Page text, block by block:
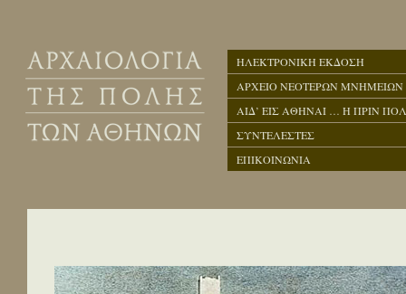
ΗΛΕΚΤΡΟΝΙΚΗ ΕΚΔΟΣΗ
ΑΡΧΕΙΟ ΝΕΟΤΕΡΩΝ ΜΝΗΜΕΙΩΝ
ΑΙΔ’ ΕΙΣ ΑΘΗΝΑΙ … Η ΠΡΙΝ
ΣΥΝΤΕΛΕΣΤΕΣ
ΕΠΙΚΟΙΝΩΝΙΑ